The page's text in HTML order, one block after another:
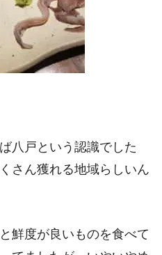
八戸という認識でした
さん獲れる地域らしいん
鮮度が良いものを食べて